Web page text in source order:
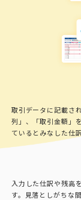
取引データに記載さ
列」、「取引金額」
ているとみなした仕
入力した仕訳や残高
す。見落としがちな